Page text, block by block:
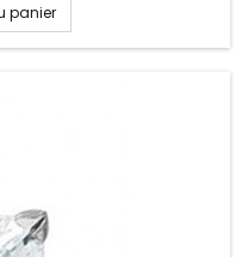
panier